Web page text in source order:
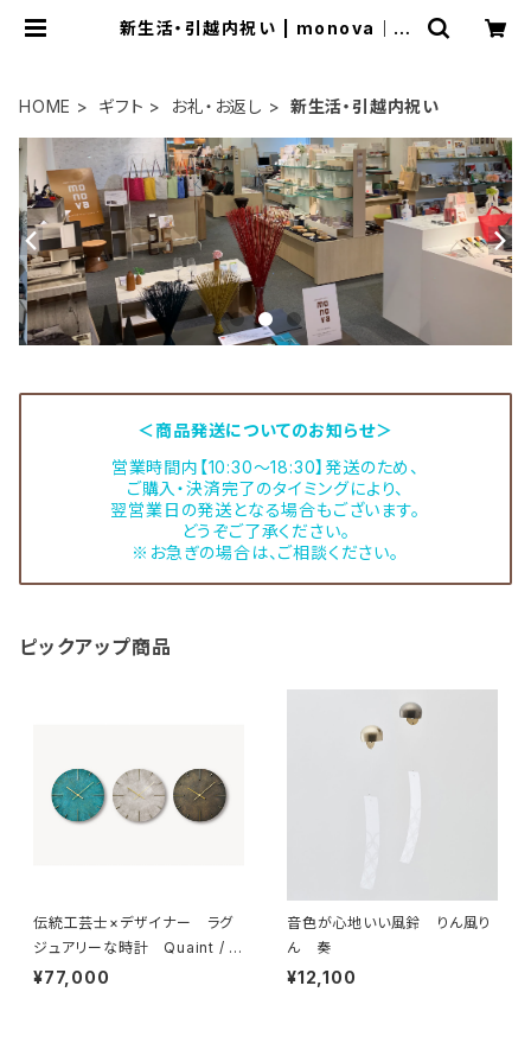
新生活・引越内祝い | monova｜贈
HOME ギフト お礼・お返し 新生活・引越内祝い
＜商品発送についてのお知らせ＞
営業時間内【10:30～18:30】発送のため、
ご購入・決済完了のタイミングにより、
翌営業日の発送となる場合もございます。
どうぞご了承ください。
※お急ぎの場合は、ご相談ください。
ピックアップ商品
伝統工芸士×デザイナー ラグ
ジュアリーな時計 Quaint / ク
エィント
¥77,000
音色が心地いい風鈴 りん風り
ん 奏
¥12,100